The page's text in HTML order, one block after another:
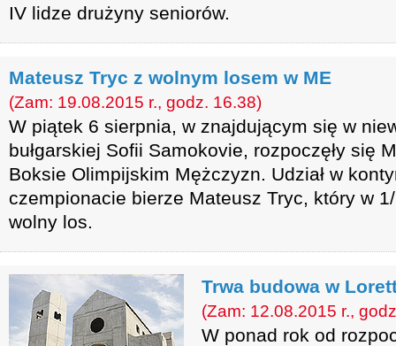
IV lidze drużyny seniorów.
Mateusz Tryc z wolnym losem w ME
(Zam: 19.08.2015 r., godz. 16.38)
W piątek 6 sierpnia, w znajdującym się w
bułgarskiej Sofii Samokovie, rozpoczęły się
Boksie Olimpijskim Mężczyzn. Udział w
czempionacie bierze Mateusz Tryc, który w 1/
wolny los.
Trwa budowa w
(Zam: 12.08.2015 r.,
W ponad rok od